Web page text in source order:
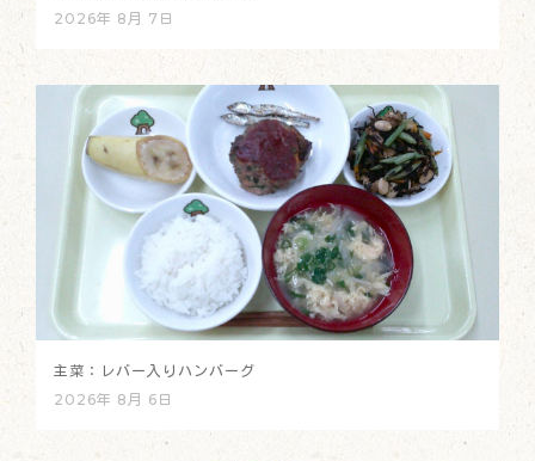
2026年 8月 7日
主菜：レバー入りハンバーグ
2026年 8月 6日